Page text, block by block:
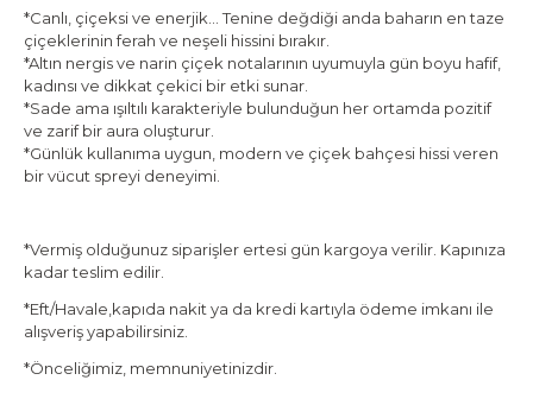
*Canlı, çiçeksi ve enerjik… Tenine değdiği anda baharın en taze
çiçeklerinin ferah ve neşeli hissini bırakır.
*Altın nergis ve narin çiçek notalarının uyumuyla gün boyu hafif,
kadınsı ve dikkat çekici bir etki sunar.
*Sade ama ışıltılı karakteriyle bulunduğun her ortamda pozitif
ve zarif bir aura oluşturur.
*Günlük kullanıma uygun, modern ve çiçek bahçesi hissi veren
bir vücut spreyi deneyimi.
*Vermiş olduğunuz siparişler ertesi gün kargoya verilir. Kapınıza
kadar teslim edilir.
*Eft/Havale,kapıda nakit ya da kredi kartıyla ödeme imkanı ile
alışveriş yapabilirsiniz.
*Önceliğimiz, memnuniyetinizdir.